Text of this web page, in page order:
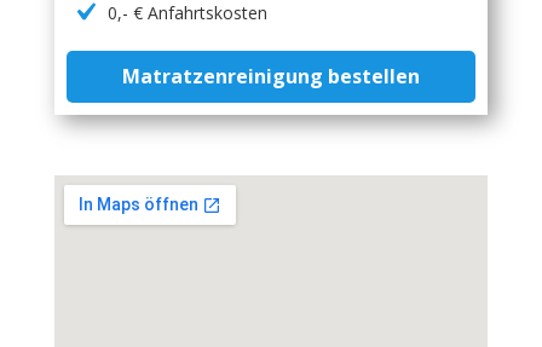
0,- € Anfahrtskosten
Matratzenreinigung bestellen